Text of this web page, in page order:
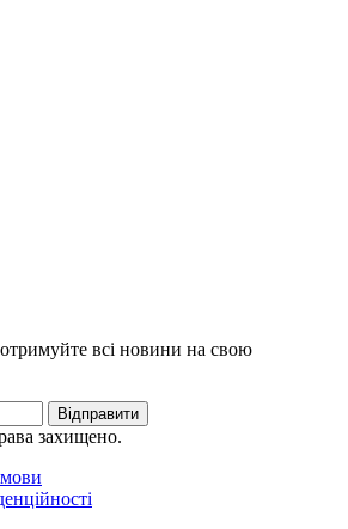
всі новини на свою
Відправити
захищено.